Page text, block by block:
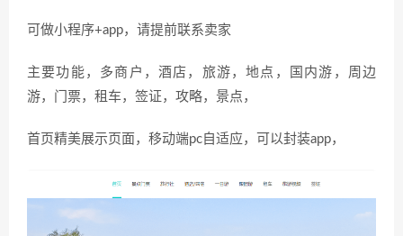
可做小程序+app，请提前联系卖家
主要功能，多商户，酒店，旅游，地点，国内游，周边
游，门票，租车，签证，攻略，景点，
首页精美展示页面，移动端pc自适应，可以封装app，